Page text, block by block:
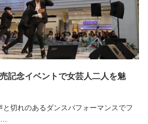
記念イベントで女芸人二人を魅
切れのあるダンスパフォーマンスでフ
…